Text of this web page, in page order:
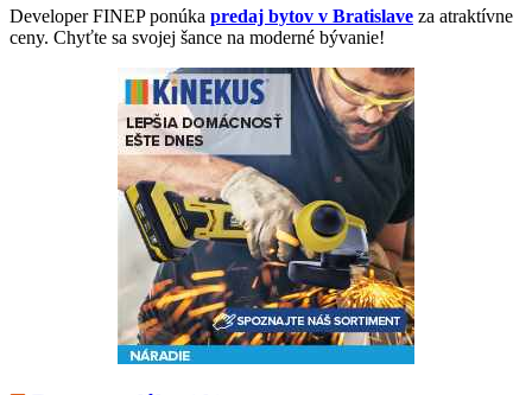
Developer FINEP ponúka predaj bytov v Bratislave za atraktívne
ceny. Chyťte sa svojej šance na moderné bývanie!